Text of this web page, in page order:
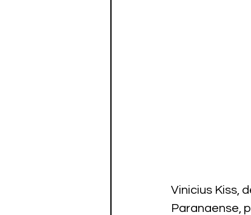
Vinicius Kiss,
Paranaense,